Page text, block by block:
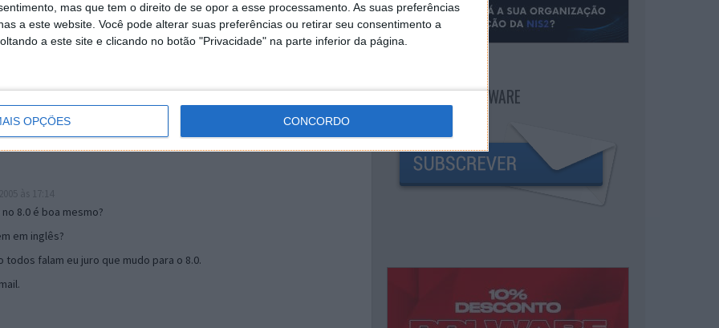
mas que tem o direito de se opor a esse processamento. As suas preferências
a este website. Você pode alterar suas preferências ou retirar seu consentimento a
a este site e clicando no botão "Privacidade" na parte inferior da página.
OPÇÕES CONCORDO
mail algum.
17:00
8.0 é boa mesmo?
em inglês?
falam eu juro que mudo para o 8.0.
NEWSLETTER PPLWARE